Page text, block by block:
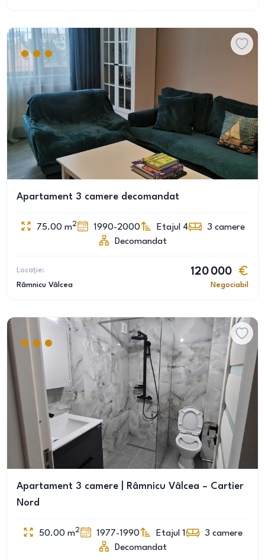
Apartament 3 camere decomandat
75.00 m2 1990-2000 Etajul 4 3 camere
Decomandat
Locație:
Râmnicu Vâlcea
120 000
Negociabil
Apartament 3 camere | Râmnicu Vâlcea – Cartier
Nord
50.00 m2 1977-1990 Etajul 1 3 camere
Decomandat